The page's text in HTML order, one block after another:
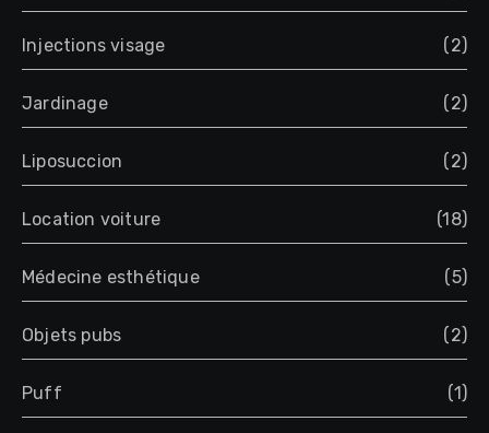
Injections visage (2)
Jardinage (2)
Liposuccion (2)
Location voiture (18)
Médecine esthétique (5)
Objets pubs (2)
Puff (1)